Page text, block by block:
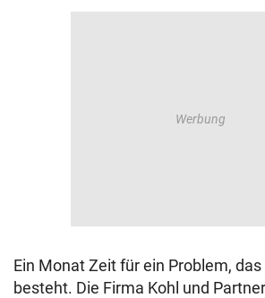
Ein Monat Zeit für ein Problem,
besteht. Die Firma Kohl und